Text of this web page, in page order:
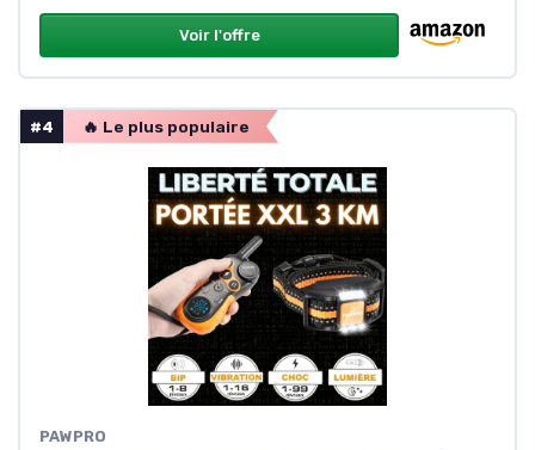
Voir l'offre
#4 🔥 Le plus populaire
PAWPRO